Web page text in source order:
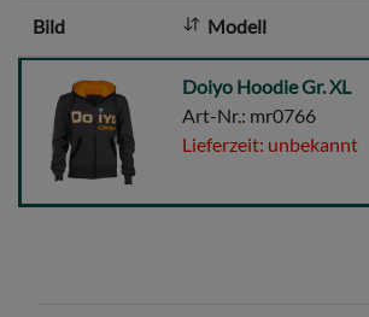
Bild Modell
Doiyo
Hoodie
Gr.
XL
Doiyo Hoodie Gr. XL
Art-Nr.: mr0766
Lieferzeit: unbekannt